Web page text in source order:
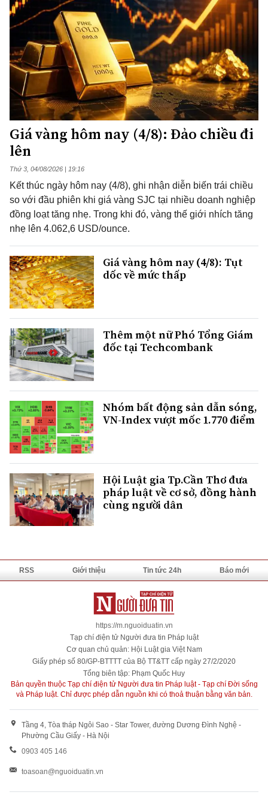
Giá vàng hôm nay (4/8): Đảo chiều đi
lên
Thứ 3, 04/08/2026 | 19:16
Kết thúc ngày hôm nay (4/8), ghi nhận diễn biến trái chiều
so với đầu phiên khi giá vàng SJC tại nhiều doanh nghiệp
đồng loạt tăng nhẹ. Trong khi đó, vàng thế giới nhích tăng
nhẹ lên 4.062,6 USD/ounce.
Giá vàng hôm nay (4/8): Tụt
dốc về mức thấp
Thêm một nữ Phó Tổng Giám
đốc tại Techcombank
Nhóm bất động sản dẫn sóng,
VN-Index vượt mốc 1.770 điểm
Hội Luật gia Tp.Cần Thơ đưa
pháp luật về cơ sở, đồng hành
cùng người dân
RSS Giới thiệu Tin tức 24h Báo mới
https://m.nguoiduatin.vn
Tạp chí điện tử Người đưa tin Pháp luật
Cơ quan chủ quản: Hội Luật gia Việt Nam
Giấy phép số 80/GP-BTTTT của Bộ TT&TT cấp ngày 27/2/2020
Tổng biên tập: Phạm Quốc Huy
Bản quyền thuộc Tạp chí điện tử Người đưa tin Pháp luật - Tạp chí Đời sống
và Pháp luật. Chỉ được phép dẫn nguồn khi có thoả thuận bằng văn bản.
Tầng 4, Tòa tháp Ngôi Sao - Star Tower, đường Dương Đình Nghệ -
Phường Cầu Giấy - Hà Nội
0903 405 146
toasoan@nguoiduatin.vn